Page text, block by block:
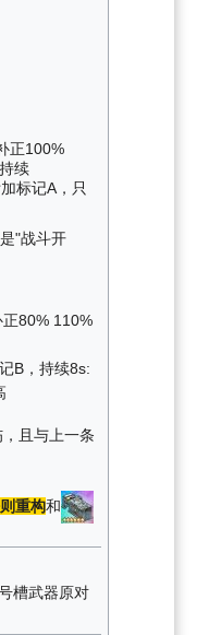
正100%
续
标记A，只
"战斗开
80% 110%
B，持续8s:
且与上一条
重构和
槽武器原对